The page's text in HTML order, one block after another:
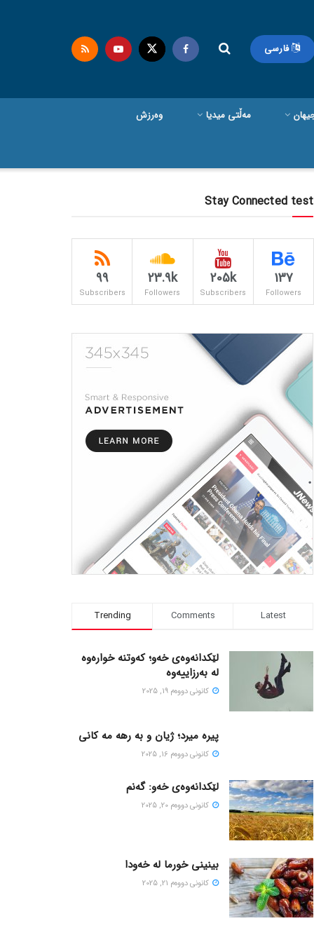
فارسی
مەڵتی میدیا وەرزش
Stay Connected test
137
Followers
205k
Subscribers
23.9k
Followers
99
Subscribers
Trending Comments Latest
لێکدانەوەی خەو؛ کەوتنە خوارەوە
لە بەرزاییەوە
كانونی دووه‌م 19, 2025
پیره میرد؛ ژیان و به رهه مه کانی
كانونی دووه‌م 16, 2025
لێکدانەوەی خەو: گەنم
كانونی دووه‌م 20, 2025
بینینی خورما لە خەودا
كانونی دووه‌م 21, 2025